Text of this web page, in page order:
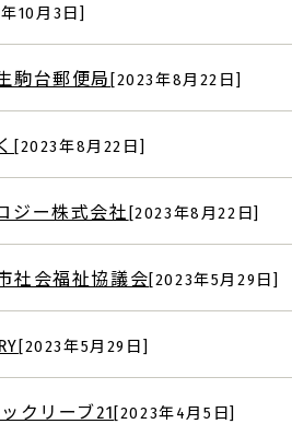
10月3日]
駒台郵便局[2023年8月22日]
[2023年8月22日]
ジー株式会社 [2023年8月22日]
社会福祉協議会[2023年5月29日]
[2023年5月29日]
クリーブ21[2023年4月5日]